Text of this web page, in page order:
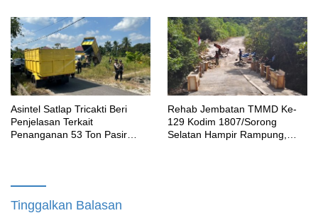
Asintel Satlap Tricakti Beri
Penjelasan Terkait
Penanganan 53 Ton Pasir
Rehab Jembatan TMMD Ke-
129 Kodim 1807/Sorong
Selatan Hampir Rampung,
Tinggalkan Balasan